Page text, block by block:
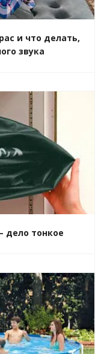
и что делать,
звука
дело тонкое